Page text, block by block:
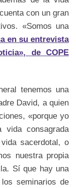
con un gran
«Somos una
en su entrevista
de COPE
tenemos una
David, a quien
«porque yo
consagrada
sacerdotal, o
nuestra propia
Sí que hay una
seminarios de